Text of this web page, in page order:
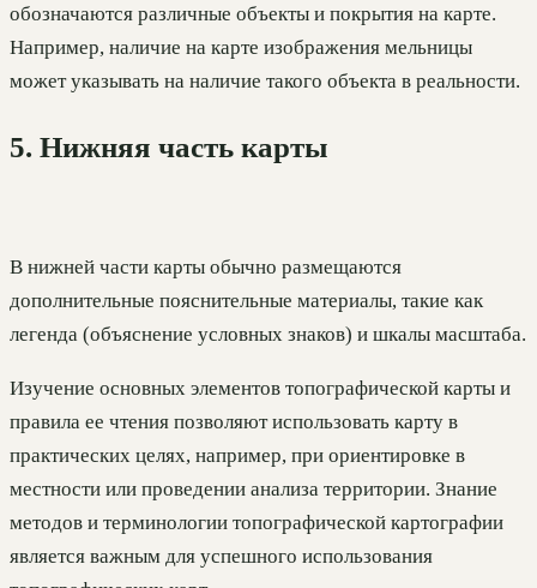
обозначаются различные объекты и покрытия на карте.
Например, наличие на карте изображения мельницы
может указывать на наличие такого объекта в реальности.
5. Нижняя часть карты
В нижней части карты обычно размещаются
дополнительные пояснительные материалы, такие как
легенда (объяснение условных знаков) и шкалы масштаба.
Изучение основных элементов топографической карты и
правила ее чтения позволяют использовать карту в
практических целях, например, при ориентировке в
местности или проведении анализа территории. Знание
методов и терминологии топографической картографии
является важным для успешного использования